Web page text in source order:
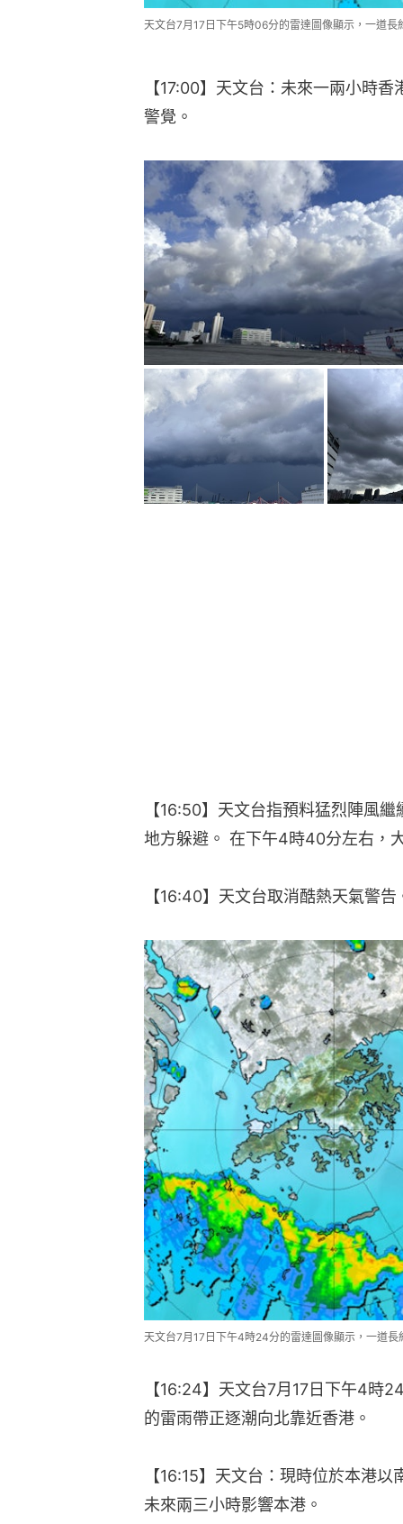
天文台7月17日下午5時06分的雷達圖像顯示，一道
【17:00】天文台：未來一兩小時
警覺。
【16:50】天文台指預料猛烈陣風
地方躲避。 在下午4時40分左右，
【16:40】天文台取消酷熱天氣警告
天文台7月17日下午4時24分的雷達圖像顯示，一道
【16:24】天文台7月17日下午4時
的雷雨帶正逐潮向北靠近香港。
【16:15】天文台：現時位於本港
未來兩三小時影響本港。